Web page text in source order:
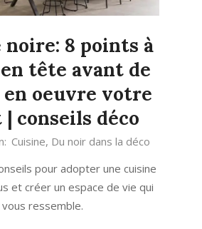
noire: 8 points à
tête avant de
oeuvre votre
conseils déco
Cuisine, Du noir dans la déco
pour adopter une cuisine
et créer un espace de vie qui
vous ressemble.